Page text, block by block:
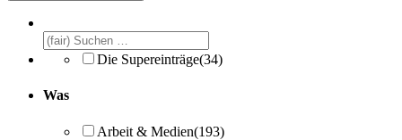
Die Supereinträge(34)
Was
Arbeit & Medien(193)